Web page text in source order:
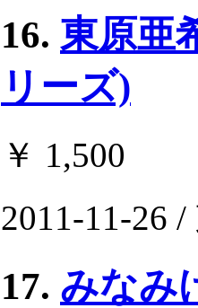
16. 東原亜
リーズ)
￥ 1,500
2011-11-26
17. みなみ